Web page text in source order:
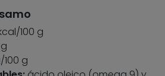
100 g
100 g